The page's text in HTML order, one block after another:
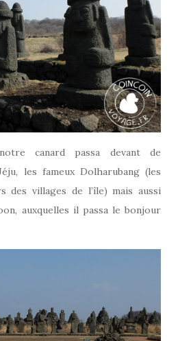
canard passa devant de
les fameux Dolharubang (les
des villages de l’île) mais aussi
auxquelles il passa le bonjour